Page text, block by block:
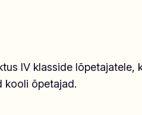
IV klasside
kooli õpetajad.